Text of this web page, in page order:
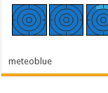
meteoblue